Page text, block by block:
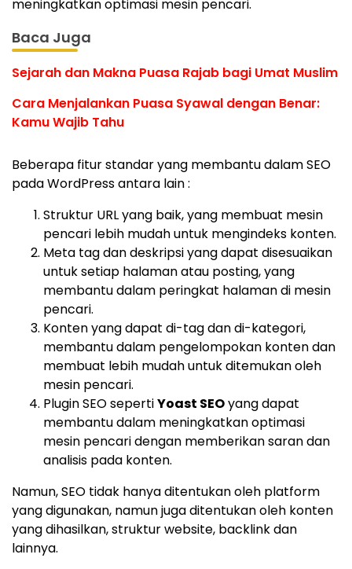
meningkatkan optimasi mesin pencari.
Baca Juga
Sejarah dan Makna Puasa Rajab bagi Umat Muslim
Cara Menjalankan Puasa Syawal dengan Benar:
Kamu Wajib Tahu
Beberapa fitur standar yang membantu dalam SEO
pada WordPress antara lain :
Struktur URL yang baik, yang membuat mesin
pencari lebih mudah untuk mengindeks konten.
Meta tag dan deskripsi yang dapat disesuaikan
untuk setiap halaman atau posting, yang
membantu dalam peringkat halaman di mesin
pencari.
Konten yang dapat di-tag dan di-kategori,
membantu dalam pengelompokan konten dan
membuat lebih mudah untuk ditemukan oleh
mesin pencari.
Plugin SEO sepertiYoast SEOyang dapat
membantu dalam meningkatkan optimasi
mesin pencari dengan memberikan saran dan
analisis pada konten.
Namun, SEO tidak hanya ditentukan oleh platform
yang digunakan, namun juga ditentukan oleh konten
yang dihasilkan, struktur website, backlink dan
lainnya.